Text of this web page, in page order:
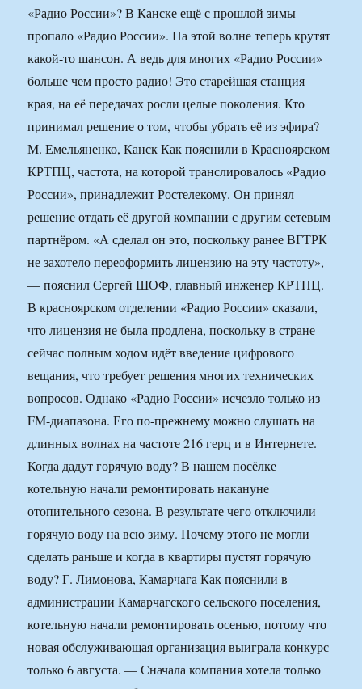
«Радио России»? В Канске ещё с прошлой зимы
пропало «Радио России». На этой волне теперь крутят
какой-то шансон. А ведь для многих «Радио России»
больше чем просто радио! Это старейшая станция
края, на её передачах росли целые поколения. Кто
принимал решение о том, чтобы убрать её из эфира?
М. Емельяненко, Канск Как пояснили в Красноярском
КРТПЦ, частота, на которой транслировалось «Радио
России», принадлежит Ростелекому. Он принял
решение отдать её другой компании с другим сетевым
партнёром. «А сделал он это, поскольку ранее ВГТРК
не захотело переоформить лицензию на эту частоту»,
— пояснил Сергей ШОФ, главный инженер КРТПЦ.
В красноярском отделении «Радио России» сказали,
что лицензия не была продлена, поскольку в стране
сейчас полным ходом идёт введение цифрового
вещания, что требует решения многих технических
вопросов. Однако «Радио России» исчезло только из
FM-диапазона. Его по-прежнему можно слушать на
длинных волнах на частоте 216 герц и в Интернете.
Когда дадут горячую воду? В нашем посёлке
котельную начали ремонтировать накануне
отопительного сезона. В результате чего отключили
горячую воду на всю зиму. Почему этого не могли
сделать раньше и когда в квартиры пустят горячую
воду? Г. Лимонова, Камарчага Как пояснили в
администрации Камарчагского сельского поселения,
котельную начали ремонтировать осенью, потому что
новая обслуживающая организация выиграла конкурс
только 6 августа. — Сначала компания хотела только